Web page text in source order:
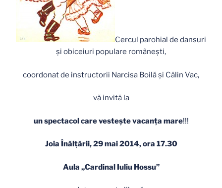
Cercul parohial de dansuri
şi obiceiuri populare româneşti,
coordonat de instructorii Narcisa Boilă şi Călin Vac,
vă invită la
un spectacol care vesteşte vacanţa mare!!!
Joia Înălţării, 29 mai 2014, ora 17.30
Aula „Cardinal Iuliu Hossu”